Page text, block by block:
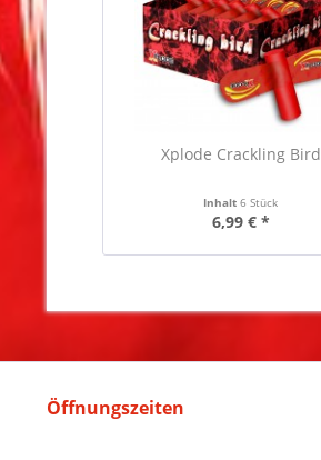
Xplode Crackling Bird
Inhalt6 Stück
6,99 € *
Öffnungszeiten